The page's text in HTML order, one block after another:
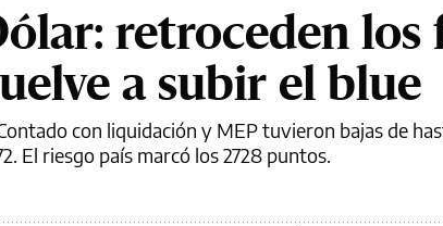
retroceden los
a subir el blue
con liquidación y MEP tuvieron bajas de
El riesgo país marcó los 2728 puntos.